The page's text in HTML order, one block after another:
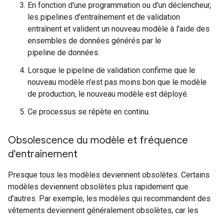
En fonction d'une programmation ou d'un déclencheur,
les pipelines d'entraînement et de validation
entraînent et valident un nouveau modèle à l'aide des
ensembles de données générés par le
pipeline de données.
Lorsque le pipeline de validation confirme que le
nouveau modèle n'est pas moins bon que le modèle
de production, le nouveau modèle est déployé.
Ce processus se répète en continu.
Obsolescence du modèle et fréquence
d'entraînement
Presque tous les modèles deviennent obsolètes. Certains
modèles deviennent obsolètes plus rapidement que
d'autres. Par exemple, les modèles qui recommandent des
vêtements deviennent généralement obsolètes, car les